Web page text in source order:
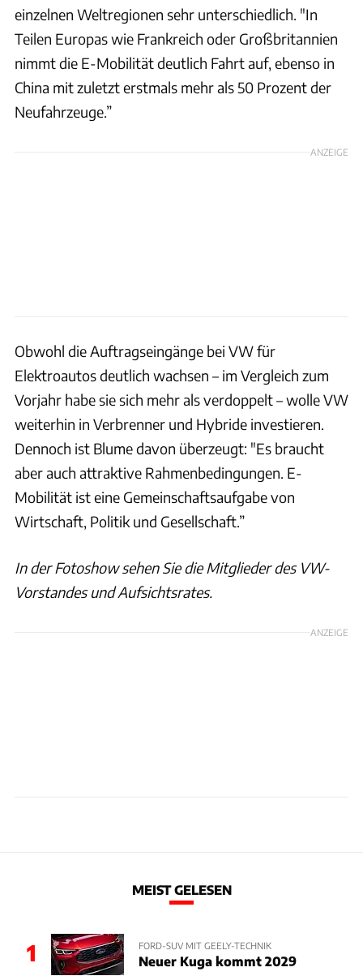
einzelnen Weltregionen sehr unterschiedlich. "In
Teilen Europas wie Frankreich oder Großbritannien
nimmt die E-Mobilität deutlich Fahrt auf, ebenso in
China mit zuletzt erstmals mehr als 50 Prozent der
Neufahrzeuge.”
ANZEIGE
Obwohl die Auftragseingänge bei VW für
Elektroautos deutlich wachsen – im Vergleich zum
Vorjahr habe sie sich mehr als verdoppelt – wolle VW
weiterhin in Verbrenner und Hybride investieren.
Dennoch ist Blume davon überzeugt: "Es braucht
aber auch attraktive Rahmenbedingungen. E-
Mobilität ist eine Gemeinschaftsaufgabe von
Wirtschaft, Politik und Gesellschaft.”
In der Fotoshow sehen Sie die Mitglieder des VW-
Vorstandes und Aufsichtsrates.
ANZEIGE
MEIST GELESEN
1 FORD-SUV MIT GEELY-TECHNIK
Neuer Kuga kommt 2029